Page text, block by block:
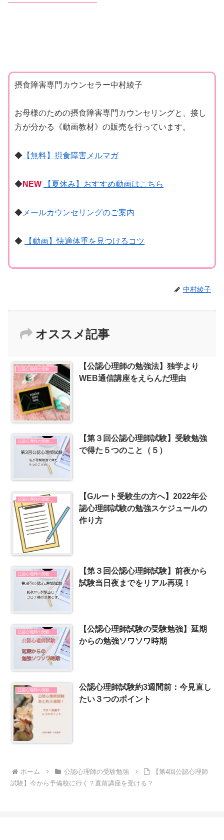
摂食障害専門カウンセラー中村綾子
お母様のための摂食障害専門カウンセリングと、接し
方が分かる《動画教材》の販売を行っています。
◆ 【無料】摂食障害メルマガ
◆NEW 【夏休み】おすすめ動画はこちら
◆ メールカウンセリングのご案内
◆ 【動画】快適体重を見つけるコツ
中村綾子
オススメ記事
公認心理師の受験勉強
【公認心理師の勉強法】独学より
WEB通信講座をえらんだ理由
公認心理師の受験勉強
【第３回公認心理師試験】受験勉強
で得た５つのこと（５）
公認心理師の受験勉強
【Gルート受験生の方へ】2022年公
認心理師試験の勉強スケジュールの
作り方
公認心理師の受験勉強
【第３回公認心理師試験】前夜から
試験当日夜までをリアル再現！
【公認心理師試験の受験勉強】延期
からの勉強ソワソワ時期
公認心理師試験約3週間前：今見直し
たい３つのポイント
ホーム 公認心理師の受験勉強
【第4回公認心理師
試験】今から予備校に行く？直前講座を受ける？